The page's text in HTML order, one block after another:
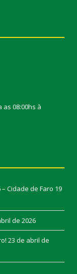
08:00hs à
– Cidade de Faro 19
de 2026
23 de abril de